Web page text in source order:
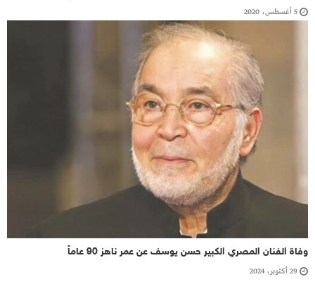
5 أغسطس، 2020
وفاة الفنان المصري الكبير حسن يوسف عن عمر ناهز 90 عاماً
29 أكتوبر، 2024